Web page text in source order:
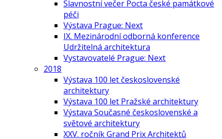
Slavnostní večer Pocta české památkové
péči
Výstava Prague: Next
IX. Mezinárodní odborná konference
Udržitelná architektura
Vystavovatelé Prague: Next
2018
Výstava 100 let československé
architektury
Výstava 100 let Pražské architektury
Výstava Současné československé a
světové architektury
XXV. ročník Grand Prix Architektů